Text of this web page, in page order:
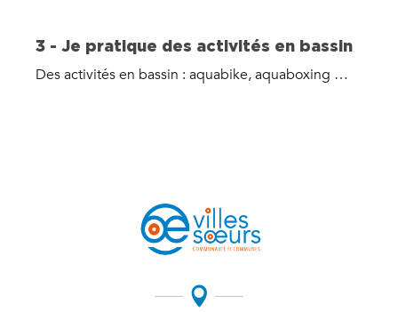
3 - Je pratique des activités en bassin
Des activités en bassin : aquabike, aquaboxing …